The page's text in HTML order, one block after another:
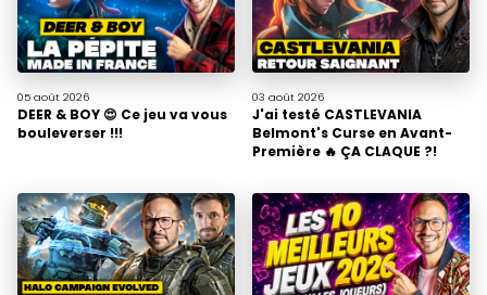
05 août 2026
DEER & BOY 😍 Ce jeu va vous
bouleverser !!!
03 août 2026
J'ai testé CASTLEVANIA
Belmont's Curse en Avant-
Première 🔥 ÇA CLAQUE ?!